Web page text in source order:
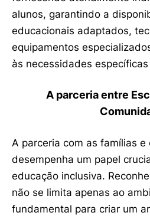
alunos, garantindo a
educacionais adaptados,
equipamentos
às necessidades
A parceria entre
A parceria com as famílias e
desempenha um papel
educação inclusiva.
não se limita apenas ao
fundamental para criar um